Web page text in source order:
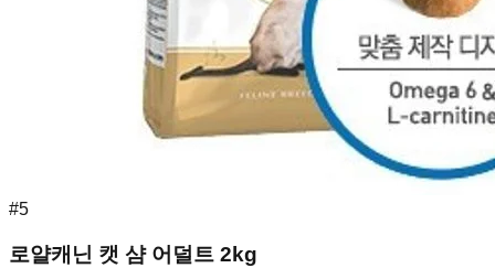
#5
로얄캐닌 캣 샴 어덜트 2kg